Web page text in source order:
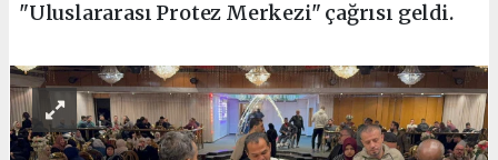
"Uluslararası Protez Merkezi" çağrısı geldi.